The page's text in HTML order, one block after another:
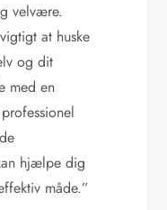
velvære.
at huske
og dit
med en
hjælpe dig
måde.”